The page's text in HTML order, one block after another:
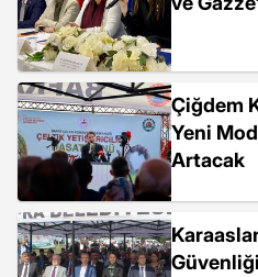
Çiğdem
Yeni
Artacak